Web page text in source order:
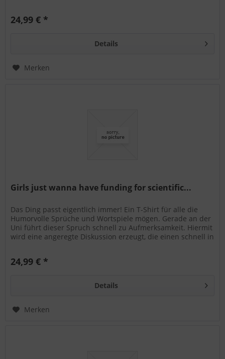
24,99 € *
Details
Merken
Girls just wanna have funding for scientific...
Das Ding passt eigentlich immer! Ein T-Shirt für alle die
Humorvolle Sprüche und Wortspiele mögen. Gerade an der
Uni führt dieser Spruch schnell zu Aufmerksamkeit. Hiermit
wird eine angeregte Diskussion erzeugt, die einen schnell in
24,99 € *
Details
Merken